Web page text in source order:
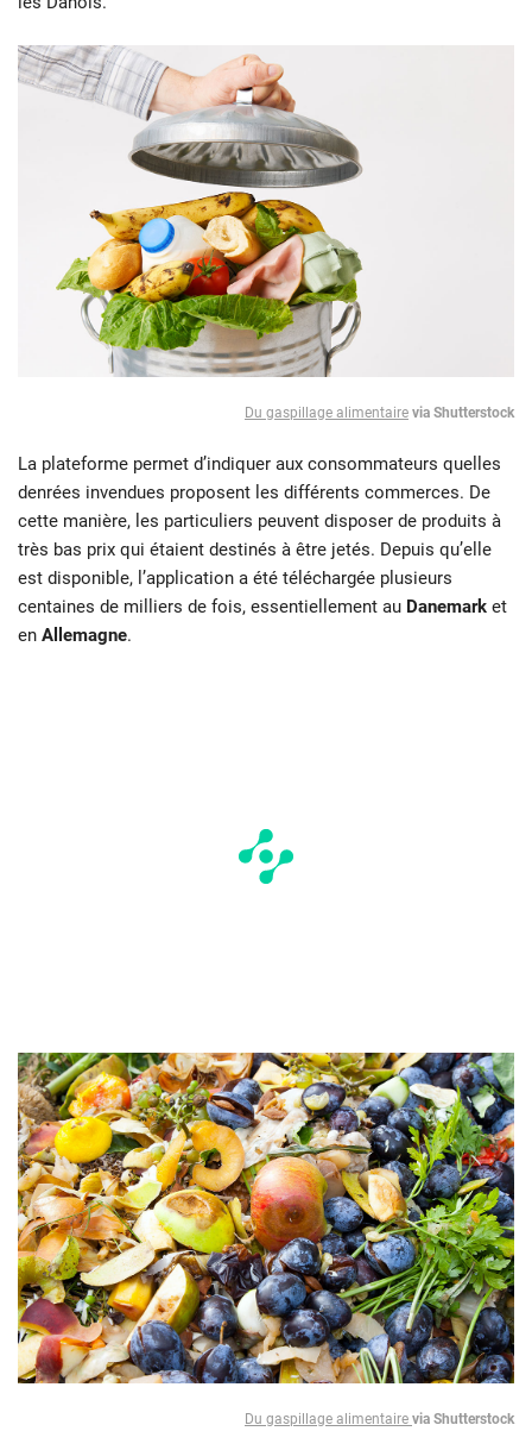
Du gaspillage alimentaire via Shutterstock
La plateforme permet d’indiquer aux consommateurs quelles
denrées invendues proposent les différents commerces. De
cette manière, les particuliers peuvent disposer de produits à
très bas prix qui étaient destinés à être jetés. Depuis qu’elle
est disponible, l’application a été téléchargée plusieurs
centaines de milliers de fois, essentiellement au Danemark et
en Allemagne.
Du gaspillage alimentaire via Shutterstock